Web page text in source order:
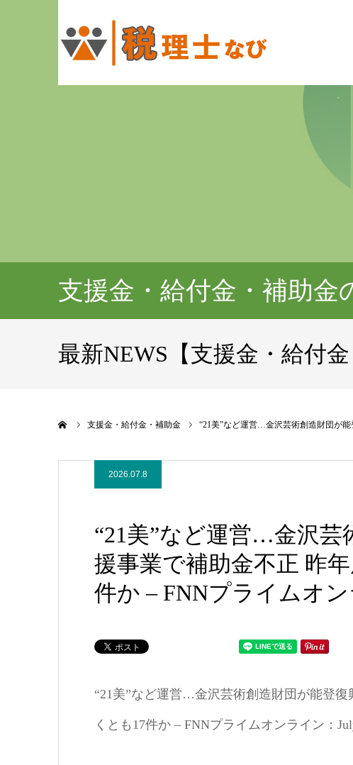
支援金・給付金・補助金
最新NEWS【支援金・給付金
支援金・給付金・補助金 “21美”など運営…金沢芸術創造財団が
2026.07.8
“21美”など運営…金沢芸
援事業で補助金不正 昨
件か – FNNプライムオ
“21美”など運営…金沢芸術創造財団が能登
くとも17件か – FNNプライムオンライン：